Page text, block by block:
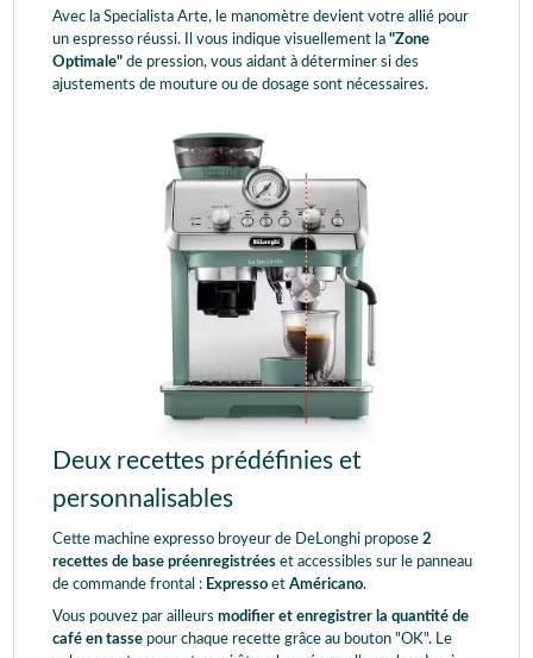
Avec la Specialista Arte, le manomètre devient votre allié pour
un espresso réussi. Il vous indique visuellement la "Zone
Optimale" de pression, vous aidant à déterminer si des
ajustements de mouture ou de dosage sont nécessaires.
Deux recettes prédéfinies et
personnalisables
Cette machine expresso broyeur de DeLonghi propose 2
recettes de base préenregistrées et accessibles sur le panneau
de commande frontal : Expresso et Américano.
Vous pouvez par ailleurs modifier et enregistrer la quantité de
café en tasse pour chaque recette grâce au bouton "OK". Le